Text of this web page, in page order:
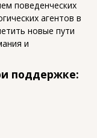
поведенческих
агентов в
новые пути
и
поддержке: